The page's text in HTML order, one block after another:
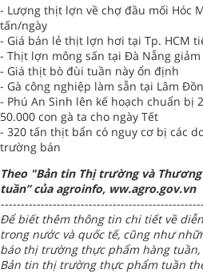
- Lượng thịt lợn về chợ đầu mối Hóc
tấn/ngày
- Giá bán lẻ thịt lợn hơi tại Tp. HCM
- Thịt lợn mông sấn tại Đà Nẵng
- Giá thịt bò đùi tuần này ổn định
- Gà công nghiệp làm sẵn tại Lâm
- Phú An Sinh lên kế hoạch chuẩn bị
50.000 con gà ta cho ngày Tết
- 320 tấn thịt bẩn có nguy cơ bị các
trường bán
Theo "Bản tin Thị trường và
tuần” của agroinfo, ww.agro.gov.vn
Để biết thêm thông tin chi tiết về
trong nước và quốc tế, cũng như
báo thị trường thực phẩm hàng
Bản tin thị trường thực phẩm tuần